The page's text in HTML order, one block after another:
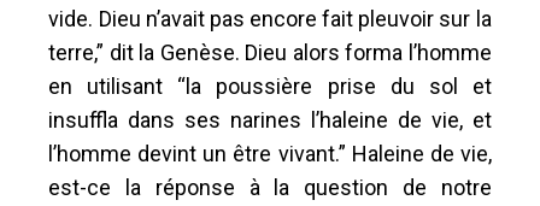
vide. Dieu n’avait pas encore fait pleuvoir sur la
terre,” dit la Genèse. Dieu alors forma l’homme
en utilisant “la poussière prise du sol et
insuffla dans ses narines l’haleine de vie, et
l’homme devint un être vivant.” Haleine de vie,
est-ce la réponse à la question de notre